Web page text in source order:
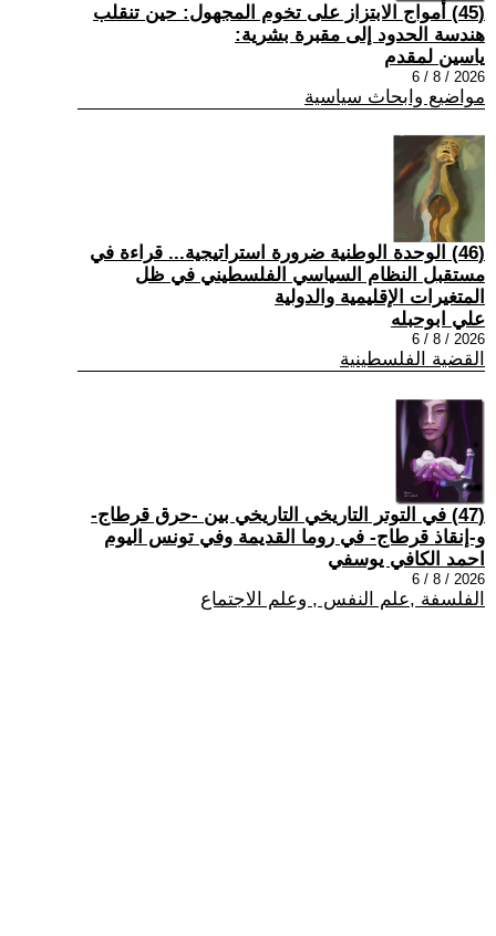
(45) أمواج الابتزاز على تخوم المجهول: حين تنقلب
هندسة الحدود إلى مقبرة بشرية:
ياسين لمقدم
2026 / 8 / 6
مواضيع وابحاث سياسية
(46) الوحدة الوطنية ضرورة استراتيجية... قراءة في
مستقبل النظام السياسي الفلسطيني في ظل
المتغيرات الإقليمية والدولية
علي ابوحبله
2026 / 8 / 6
القضية الفلسطينية
(47) في التوتر التاريخي التاريخي بين -حرق قرطاج-
و-إنقاذ قرطاج- في روما القديمة وفي تونس اليوم
احمد الكافي يوسفي
2026 / 8 / 6
الفلسفة ,علم النفس , وعلم الاجتماع